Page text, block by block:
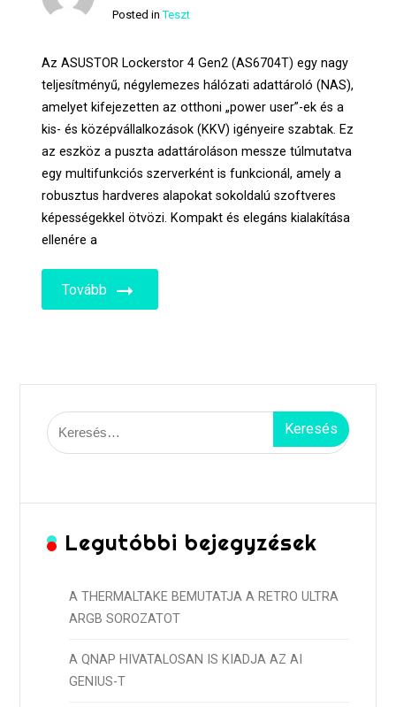
Posted inTeszt
Az ASUSTOR Lockerstor 4 Gen2 (AS6704T) egy nagy
teljesítményű, négylemezes hálózati adattároló (NAS),
amelyet kifejezetten az otthoni „power user”-ek és a
kis- és középvállalkozások (KKV) igényeire szabtak. Ez
az eszköz a puszta adattároláson messze túlmutatva
egy multifunkciós szerverként is funkcionál, amely a
robusztus hardveres alapokat sokoldalú szoftveres
képességekkel ötvözi. Kompakt és elegáns kialakítása
ellenére a
Tovább
Keresés:
Legutóbbi bejegyzések
A THERMALTAKE BEMUTATJA A RETRO ULTRA
ARGB SOROZATOT
A QNAP HIVATALOSAN IS KIADJA AZ AI
GENIUS-T